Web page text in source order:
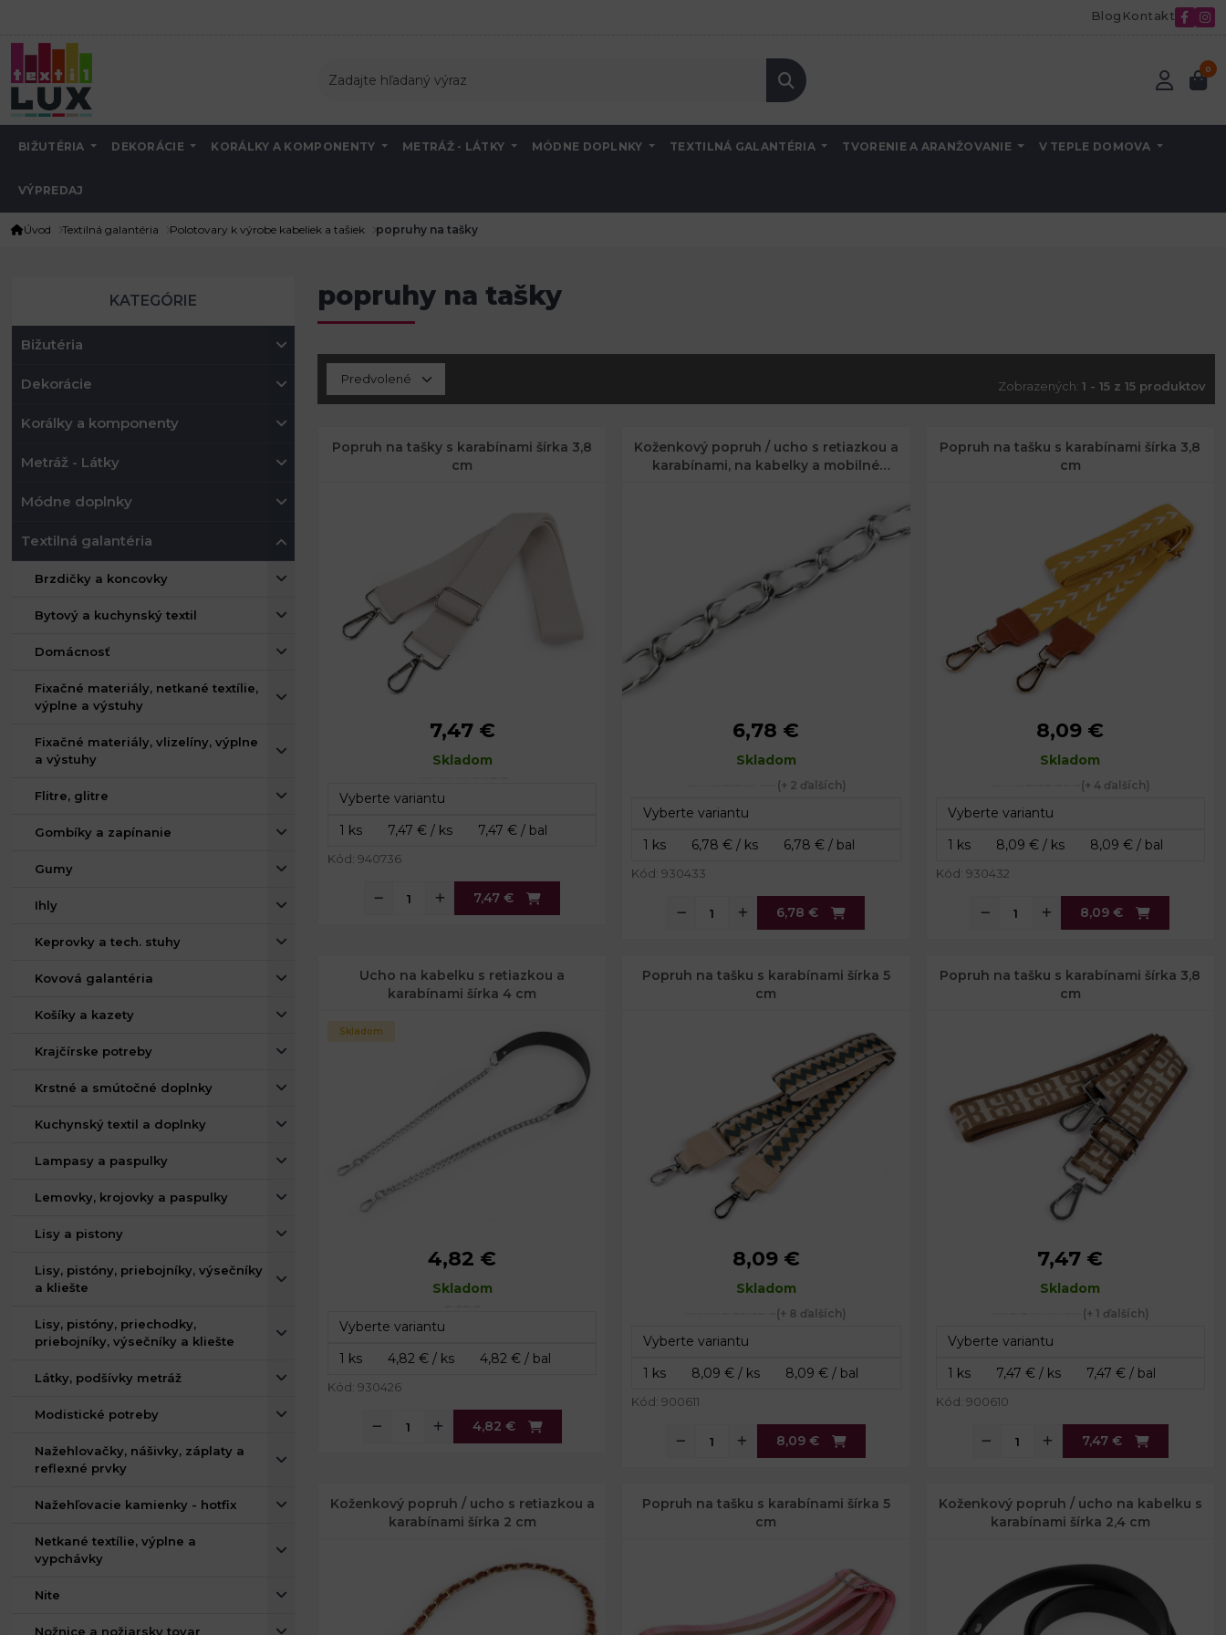
Blog Kontakt
0
BIŽUTÉRIA DEKORÁCIE KORÁLKY A KOMPONENTY METRÁŽ - LÁTKY MÓDNE DOPLNKY TEXTILNÁ GALANTÉRIA TVORENIE A ARANŽOVANIE V TEPLE DOMOVA
VÝPREDAJ
Úvod Textilná galantéria Polotovary k výrobe kabeliek a tašiek popruhy na tašky
KATEGÓRIE
Bižutéria
Dekorácie
Korálky a komponenty
Metráž - Látky
Módne doplnky
Textilná galantéria
Brzdičky a koncovky
Bytový a kuchynský textil
Domácnosť
Fixačné materiály, netkané textílie,
výplne a výstuhy
Fixačné materiály, vlizelíny, výplne
a výstuhy
Flitre, glitre
Gombíky a zapínanie
Gumy
Ihly
Keprovky a tech. stuhy
Kovová galantéria
Košíky a kazety
Krajčírske potreby
Krstné a smútočné doplnky
Kuchynský textil a doplnky
Lampasy a paspulky
Lemovky, krojovky a paspulky
Lisy a pistony
Lisy, pistóny, priebojníky, výsečníky
a kliešte
Lisy, pistóny, priechodky,
priebojníky, výsečníky a kliešte
Látky, podšívky metráž
Modistické potreby
Nažehlovačky, nášivky, záplaty a
reflexné prvky
Nažehľovacie kamienky - hotfix
Netkané textílie, výplne a
vypchávky
Nite
Nožnice a nožiarsky tovar
popruhy na tašky
Zobrazených: 1 - 15 z 15 produktov
Popruh na tašky s karabínami šírka 3,8
cm
3,8 cm
79 - 142 cm
7,47 €
Skladom
Kód: 940736
7,47 €
Koženkový popruh / ucho s retiazkou a
karabínami, na kabelky a mobilné
2 cm
112 cm
6,78 €
Skladom
(+ 2 ďalších)
Kód: 930433
6,78 €
Popruh na tašku s karabínami šírka 3,8
cm
3,8 cm
94 - 143 cm
8,09 €
Skladom
(+ 4 ďalších)
Kód: 930432
8,09 €
Ucho na kabelku s retiazkou a
karabínami šírka 4 cm
4 cm
113 cm
Skladom
4,82 €
Skladom
Kód: 930426
4,82 €
Popruh na tašku s karabínami šírka 5
cm
5 cm
97 - 141 cm
8,09 €
Skladom
(+ 8 ďalších)
Kód: 900611
8,09 €
Popruh na tašku s karabínami šírka 3,8
cm
3,8 cm
80 - 143 cm
7,47 €
Skladom
(+ 1 ďalších)
Kód: 900610
7,47 €
Koženkový popruh / ucho s retiazkou a
karabínami šírka 2 cm
Popruh na tašku s karabínami šírka 5
cm
Koženkový popruh / ucho na kabelku s
karabínami šírka 2,4 cm